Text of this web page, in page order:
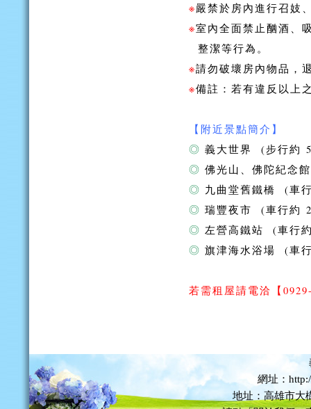
※嚴禁於房內進行召妓
※室內全面禁止酗酒、
整潔等行為。
※請勿破壞房內物品，
※備註：若有違反以上
【附近景點簡介】
◎ 義大世界 (步行約
◎ 佛光山、佛陀紀念
◎ 九曲堂舊鐵橋 (車
◎ 瑞豐夜市 (車行約
◎ 左營高鐵站 (車行
◎ 旗津海水浴場 (車
若需租屋請電洽 【
網址：
地址：高雄市大